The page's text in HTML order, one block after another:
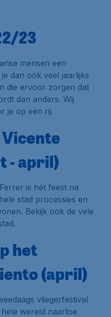
23
mensen een
dan ook veel jaarlijks
die ervoor zorgen dat
dan anders. Wij
je op een rij.
Vicente
- april)
is hét feest na
stad processies en
Bekijk ook de vele
het
(april)
vliegerfestival
wereld naartoe